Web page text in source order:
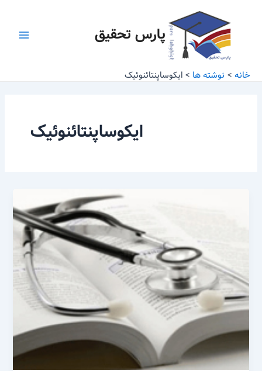
پارس تحقیق
خانه نوشته ها ایکوساپنتائنوئیک
ایکوساپنتائنوئیک